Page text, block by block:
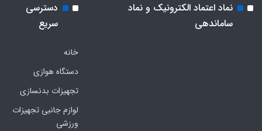
نماد اعتماد الکترونیک و نماد
ساماندهی
دسترسی
سریع
خانه
دستگاه هوازی
تجهیزات بدنسازی
لوازم جانبی تجهیزات
ورزشی